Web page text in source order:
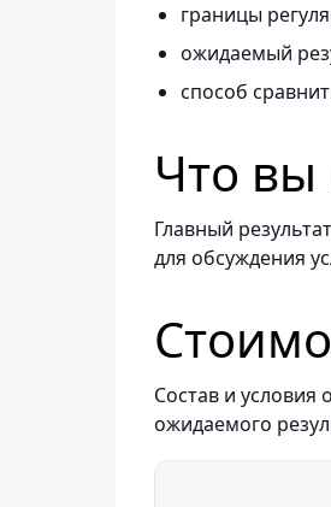
границы
ожидаемый
способ
Что вы
Главный
для обсуждения
Состав и
ожидаемого